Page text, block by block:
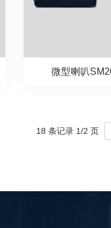
微型喇叭
18 条记录 1/2 页